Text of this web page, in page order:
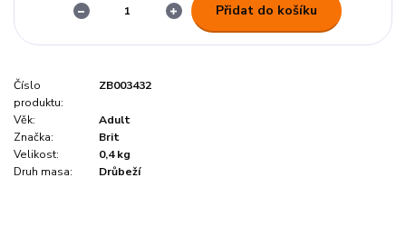
Přidat do košíku
Číslo
produktu:
ZB003432
Věk:
Adult
Značka:
Brit
Velikost:
0,4 kg
Druh masa:
Drůbeží